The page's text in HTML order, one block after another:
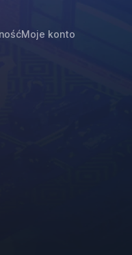
Moje konto